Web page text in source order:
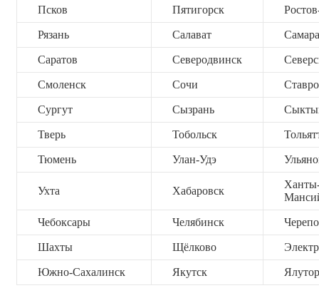
Псков Пятигорск
Рязань Салават Самара
Саратов Северодвинск
Смоленск Сочи
Сургут Сызрань
Тверь Тобольск
Тюмень Улан-Удэ
Ухта Хабаровск
Чебоксары Челябинск
Шахты Щёлково
Южно-Сахалинск Якутск